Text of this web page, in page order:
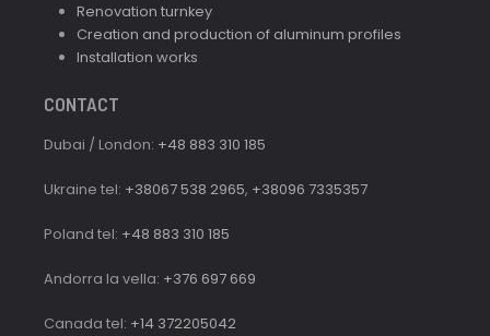
Renovation turnkey
Creation and production of aluminum profiles
Installation works
CONTACT
Dubai / London: +48 883 310 185
Ukraine tel: +38067 538 2965, +38096 7335357
Poland tel: +48 883 310 185
Andorra la vella: +376 697 669
Canada tel: +14 372205042